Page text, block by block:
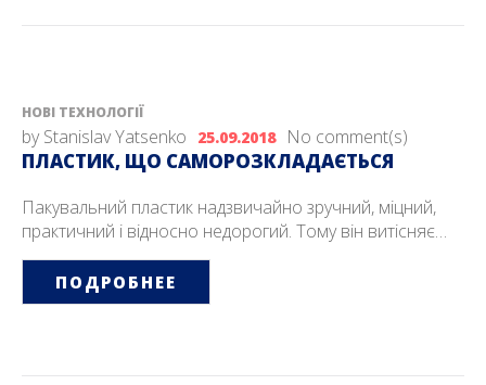
НОВІ ТЕХНОЛОГІЇ
byStanislav Yatsenko 25.09.2018 No comment(s)
ПЛАСТИК, ЩО САМОРОЗКЛАДАЄТЬСЯ
Пакувальний пластик надзвичайно зручний, міцний,
практичний і відносно недорогий. Тому він витісняє…
ПОДРОБНЕЕ